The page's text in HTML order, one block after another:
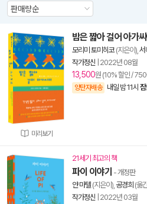
미리보기
밤은 짧아 걸어 아가
모리미 토미히코(지은이), 서
작가정신 2022년 08월
13,500원 (10% 할인 /
양탄자배송 내일 밤 11시
21세기 최고의 책
파이 이야기 - 개정판
얀 마텔 (지은이), 공경희 (옮
작가정신 2022년 03월